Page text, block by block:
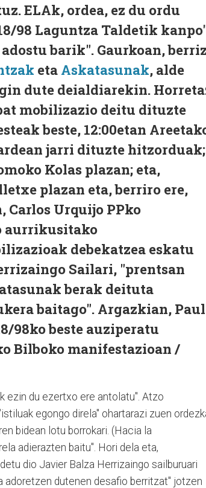
ELAk, ordea, ez du ordu
98 Laguntza Taldetik
barik". Gaurkoan,
eta Askatasunak, alde
dute deialdiarekin.
mobilizazio deitu dituzte
beste, 12:00etan
jarri dituzte hitzorduak;
Kolas plazan; eta,
plazan eta, berriro ere,
Carlos Urquijo PPko
aurrikusitako
debekatzea eskatu
Sailari, "prentsan
berak deituta
baitago". Argazkian, Paul
98ko beste auziperatu
Bilboko manifestazioan /
ezin du ezertxo ere antolatu". Atzo
egongo direla" ohartarazi zuen
bidean lotu borrokari. (Hacia la
adierazten baitu". Hori dela eta,
dio Javier Balza Herrizaingo sailburuari
adoretzen dutenen desafio berritzat" jotzen